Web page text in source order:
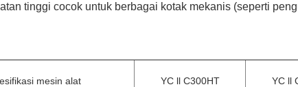
tinggi cocok untuk berbagai kotak mekanis (seperti
mesin alat YC ll C300HT YC ll